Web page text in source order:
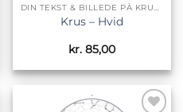
DIN TEKST & BILLEDE PÅ KRUS & TILBEHØR
Krus – Hvid
kr. 85,00